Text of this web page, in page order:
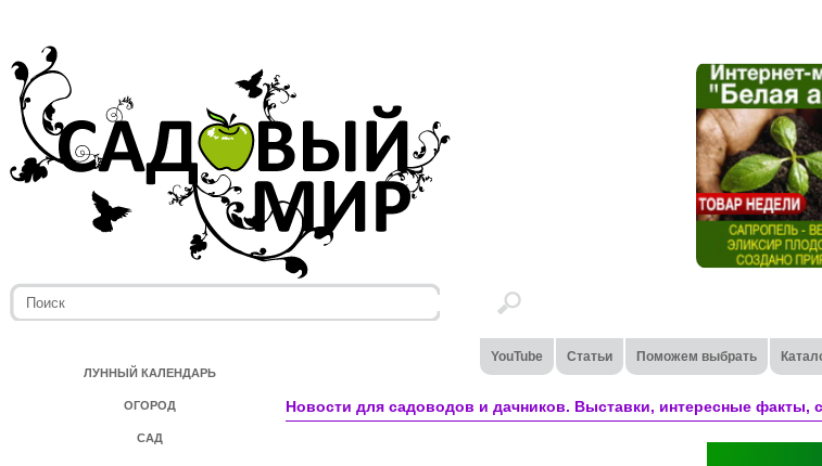
ЛУННЫЙ КАЛЕНДАРЬ
ОГОРОД
САД
YouTube Статьи Поможем выбрать
Новости для садоводов и дачников. Выставки, интересные факты,